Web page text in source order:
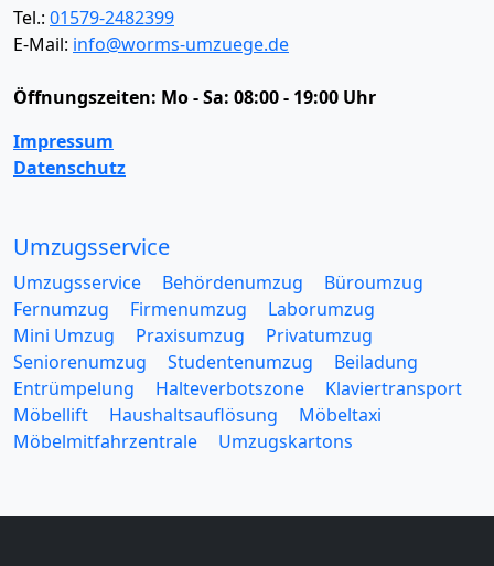
Tel.: 01579-2482399
E-Mail: info@worms-umzuege.de
Öffnungszeiten: Mo - Sa: 08:00 - 19:00 Uhr
Impressum
Datenschutz
Umzugsservice
Umzugsservice Behördenumzug
Büroumzug
Fernumzug
Firmenumzug
Laborumzug
Mini Umzug
Praxisumzug
Privatumzug
Seniorenumzug
Studentenumzug
Beiladung
Entrümpelung
Halteverbotszone
Klaviertransport
Möbellift
Haushaltsauflösung
Möbeltaxi
Möbelmitfahrzentrale
Umzugskartons